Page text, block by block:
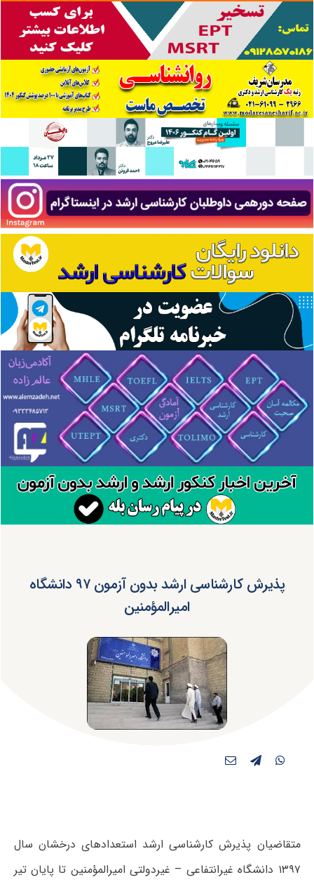
پذیرش کارشناسی ارشد بدون آزمون ۹۷ دانشگاه
امیرالمؤمنین
متقاضیان پذیرش کارشناسی ارشد استعدادهای درخشان سال
۱۳۹۷ دانشگاه غیرانتفاعی – غیردولتی امیرالمؤمنین تا پایان تیر